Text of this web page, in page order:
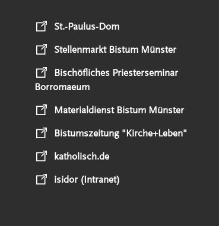
St.-Paulus-Dom
Stellenmarkt Bistum Münster
Bischöfliches Priesterseminar
Borromaeum
Materialdienst Bistum Münster
Bistumszeitung "Kirche+Leben"
katholisch.de
isidor (Intranet)